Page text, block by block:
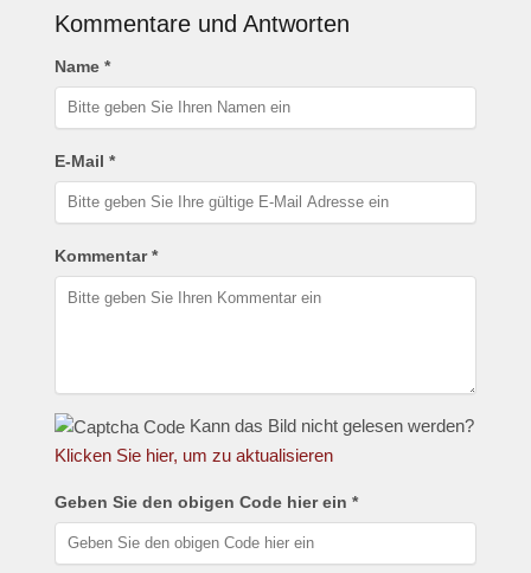
Kommentare und Antworten
Name *
E-Mail *
Kommentar *
Kann das Bild nicht gelesen werden?
Klicken Sie hier, um zu aktualisieren
Geben Sie den obigen Code hier ein *